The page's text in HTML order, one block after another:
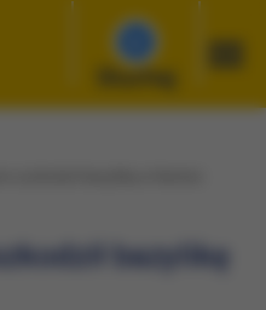
Słuchaj
bazylikę